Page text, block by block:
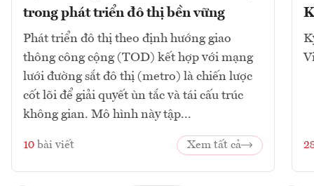
trong phát triển đô thị bền vững
Phát triển đô thị theo định hướng giao
thông công cộng (TOD) kết hợp với mạng
lưới đường sắt đô thị (metro) là chiến lược
cốt lõi để giải quyết ùn tắc và tái cấu trúc
không gian. Mô hình này tập...
10 bài viết Xem tất cả